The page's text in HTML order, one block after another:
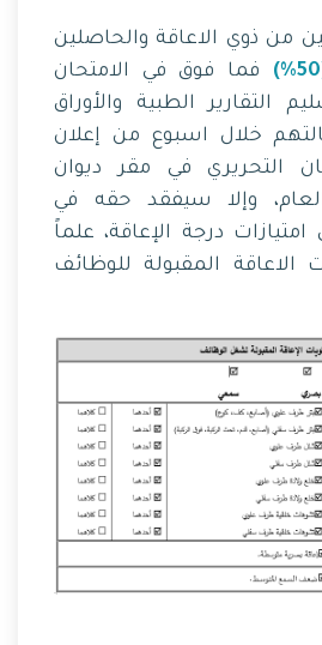
من ذوي الاعاقة والحاصلين
فما فوق في الامتحان
التقارير الطبية والأوراق
خلال اسبوع من إعلان
التحريري في مقر ديوان
وإلا سيفقد حقه في
درجة الإعاقة، علماً
الاعاقة المقبولة للوظائف